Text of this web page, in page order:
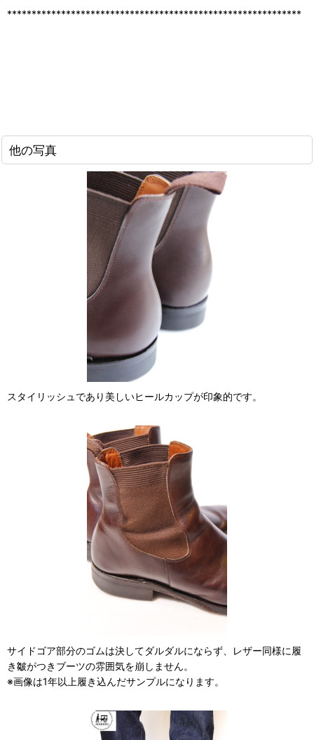
************************************************************
他の写真
スタイリッシュであり美しいヒールカップが印象的です。
サイドゴア部分のゴムは決してダルダルにならず、レザー同様に履
き皺がつきブーツの雰囲気を崩しません。
※画像は1年以上履き込んだサンプルになります。